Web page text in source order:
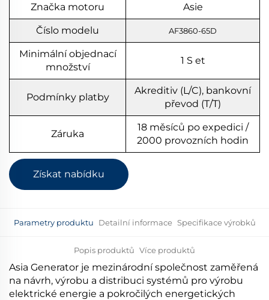
Značka motoru Asie
Číslo modelu AF3860-65D
Minimální objednací
množství
1 S et
Podmínky platby
Akreditiv (L/C), bankovní
převod (T/T)
Záruka
18 měsíců po expedici /
2000 provozních hodin
Získat nabídku
Parametry produktu Detailní informace Specifikace výrobků
Popis produktů Více produktů
Asia Generator je mezinárodní společnost zaměřená
na návrh, výrobu a distribuci systémů pro výrobu
elektrické energie a pokročilých energetických